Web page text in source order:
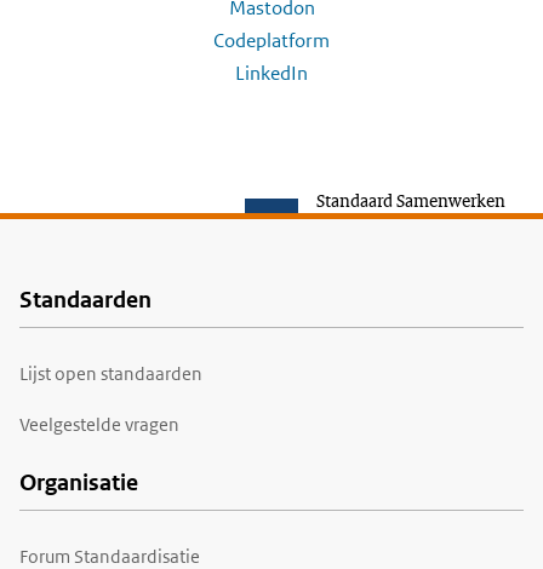
Mastodon
Codeplatform
LinkedIn
Standaard Samenwerken
Voet
Standaarden
Lijst open standaarden
Veelgestelde vragen
Organisatie
Forum Standaardisatie